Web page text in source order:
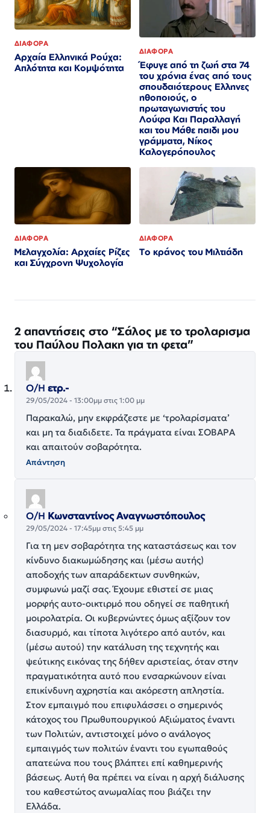
ΔΙΑΦΟΡΑ
Αρχαία Ελληνικά Ρούχα:
Απλότητα και Κομψότητα
ΔΙΑΦΟΡΑ
Έφυγε από τη ζωή στα 74
του χρόνια ένας από τους
σπουδαιότερους Ελληνες
ηθοποιούς, ο
πρωταγωνιστής του
Λούφα Και Παραλλαγή
και του Μάθε παιδι μου
γράμματα, Νίκος
Καλογερόπουλος
ΔΙΑΦΟΡΑ
Μελαγχολία: Αρχαίες Ρίζες
και Σύγχρονη Ψυχολογία
ΔΙΑΦΟΡΑ
Το κράνος του Μιλτιάδη
2 απαντήσεις στο “Σάλος με το τρολαρισμα
του Παύλου Πολακη για τη φετα”
Ο/Η ετρ.-
29/05/2024 - 13:00μμ στις 1:00 μμ
Παρακαλώ, μην εκφράζεστε με ‘τρολαρίσματα’
και μη τα διαδιδετε. Τα πράγματα είναι ΣΟΒΑΡΑ
και απαιτούν σοβαρότητα.
Απάντηση
Ο/Η Κωνσταντίνος Αναγνωστόπουλος
29/05/2024 - 17:45μμ στις 5:45 μμ
Για τη μεν σοβαρότητα της καταστάσεως και τον
κίνδυνο διακωμώδησης και (μέσω αυτής)
αποδοχής των απαράδεκτων συνθηκών,
συμφωνώ μαζί σας. Έχουμε εθιστεί σε μιας
μορφής αυτο-οικτιρμό που οδηγεί σε παθητική
μοιρολατρία. Οι κυβερνώντες όμως αξίζουν τον
διασυρμό, και τίποτα λιγότερο από αυτόν, και
(μέσω αυτού) την κατάλυση της τεχνητής και
ψεύτικης εικόνας της δήθεν αριστείας, όταν στην
πραγματικότητα αυτό που ενσαρκώνουν είναι
επικίνδυνη αχρηστία και ακόρεστη απληστία.
Στον εμπαιγμό που επιφυλάσσει ο σημερινός
κάτοχος του Πρωθυπουργικού Αξιώματος έναντι
των Πολιτών, αντιστοιχεί μόνο ο ανάλογος
εμπαιγμός των πολιτών έναντι του εγωπαθούς
απατεώνα που τους βλάπτει επί καθημερινής
βάσεως. Αυτή θα πρέπει να είναι η αρχή διάλυσης
του καθεστώτος ανωμαλίας που βιάζει την
Ελλάδα.